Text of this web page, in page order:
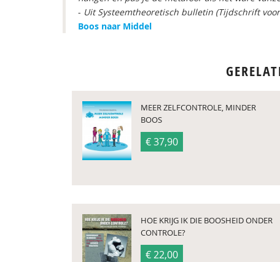
- Uit Systeemtheoretisch bulletin (Tijdschrift
Boos naar Middel
MEER ZELFCONTROLE, MINDER
BOOS
€ 37,90
HOE KRIJG IK DIE BOOSHEID ONDER
CONTROLE?
€ 22,00